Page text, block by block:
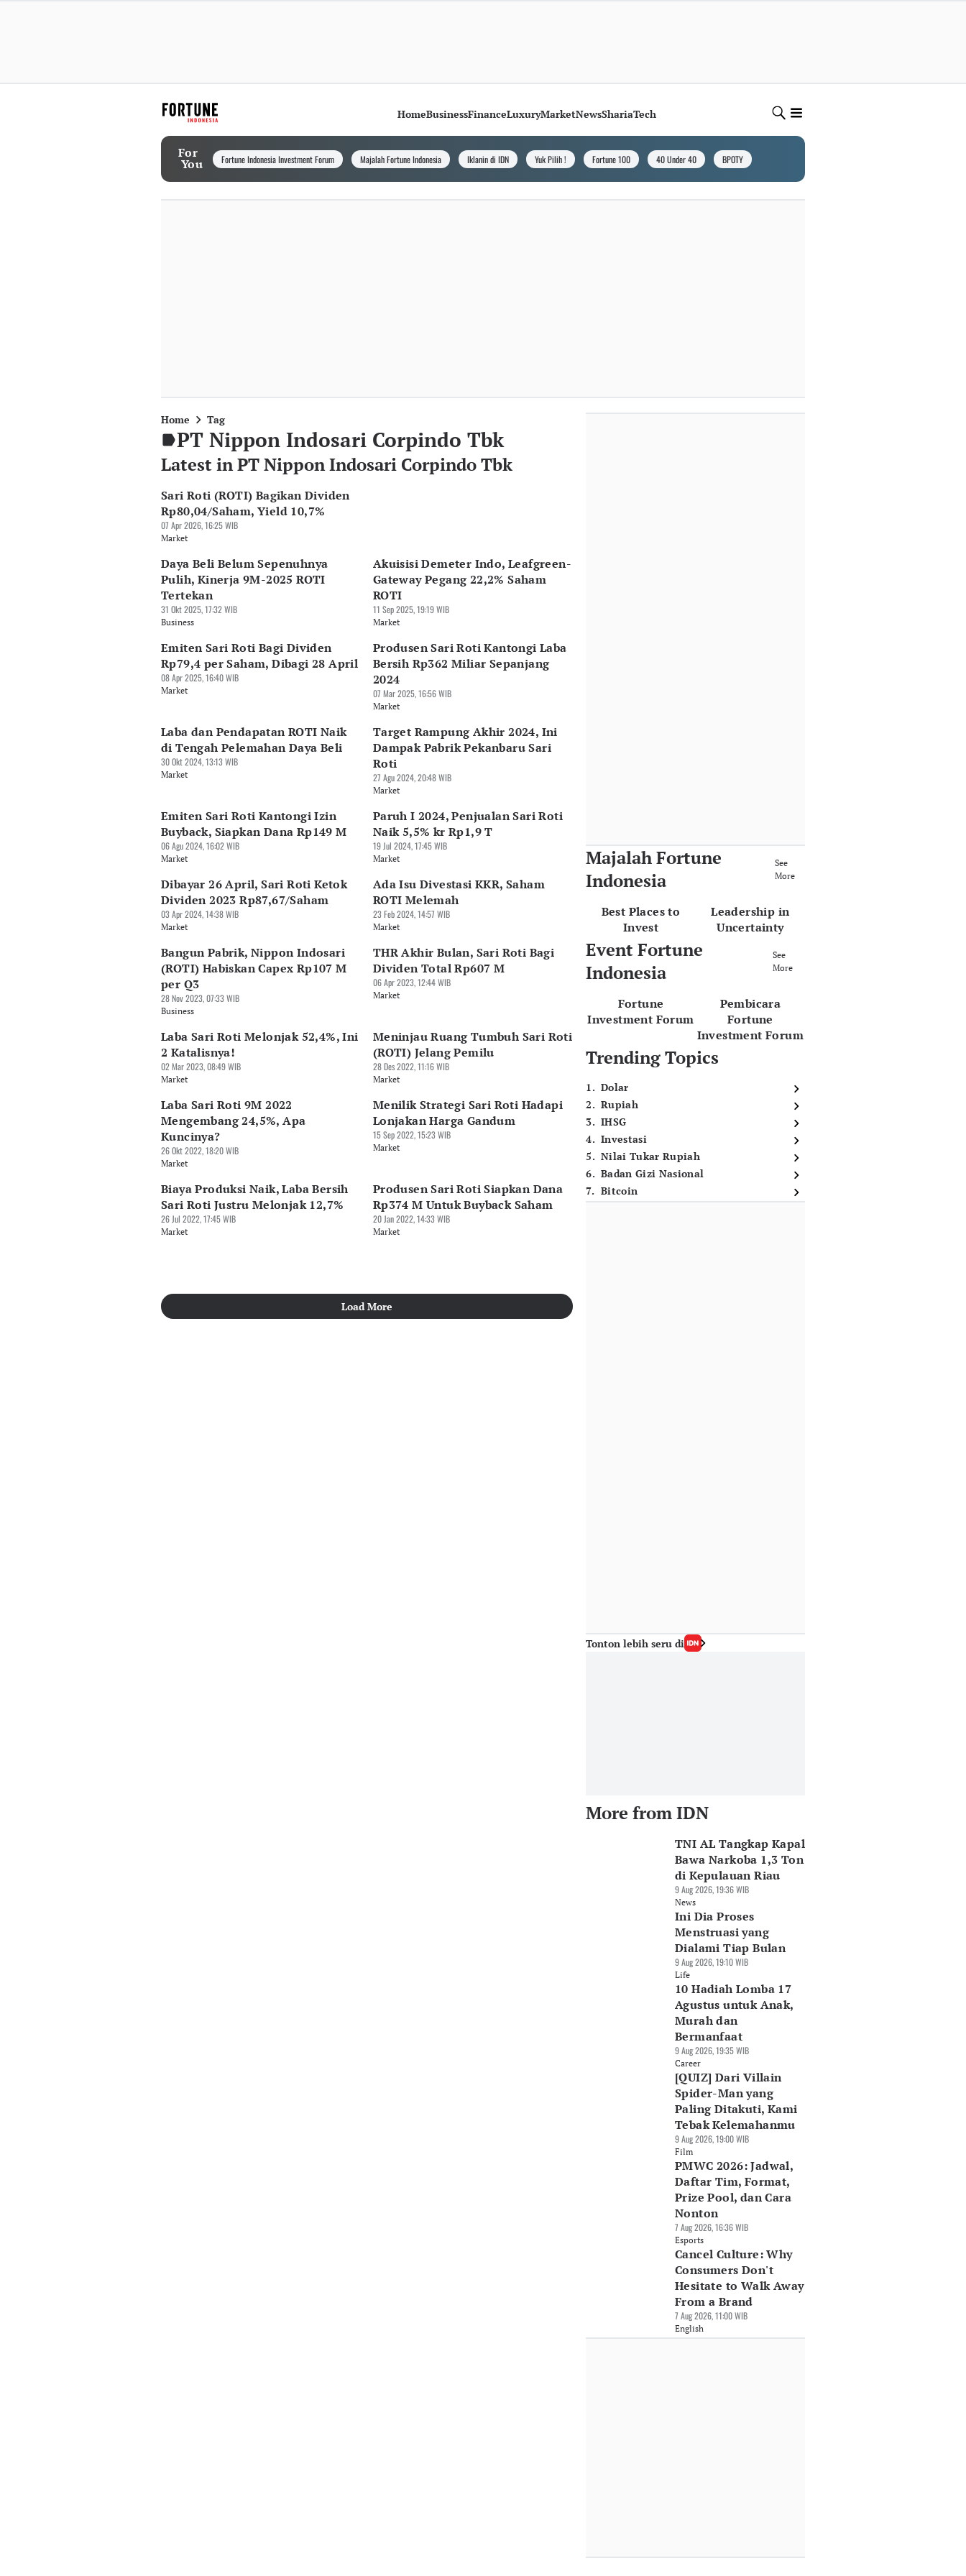
HomeBusinessFinanceLuxuryMarketNewsShariaTech
For
You Fortune Indonesia Investment Forum Majalah Fortune Indonesia Iklanin di IDN Yuk Pilih ! Fortune 100 40 Under 40 BPOTY
Home Tag
PT Nippon Indosari Corpindo Tbk
Latest in PT Nippon Indosari Corpindo Tbk
Sari Roti (ROTI) Bagikan Dividen
Rp80,04/Saham, Yield 10,7%
07 Apr 2026, 16:25 WIB
Market
Daya Beli Belum Sepenuhnya
Pulih, Kinerja 9M-2025 ROTI
Tertekan
31 Okt 2025, 17:32 WIB
Business
Akuisisi Demeter Indo, Leafgreen-
Gateway Pegang 22,2% Saham
ROTI
11 Sep 2025, 19:19 WIB
Market
Emiten Sari Roti Bagi Dividen
Rp79,4 per Saham, Dibagi 28 April
08 Apr 2025, 16:40 WIB
Market
Produsen Sari Roti Kantongi Laba
Bersih Rp362 Miliar Sepanjang
2024
07 Mar 2025, 16:56 WIB
Market
Laba dan Pendapatan ROTI Naik
di Tengah Pelemahan Daya Beli
30 Okt 2024, 13:13 WIB
Market
Target Rampung Akhir 2024, Ini
Dampak Pabrik Pekanbaru Sari
Roti
27 Agu 2024, 20:48 WIB
Market
Emiten Sari Roti Kantongi Izin
Buyback, Siapkan Dana Rp149 M
06 Agu 2024, 16:02 WIB
Market
Paruh I 2024, Penjualan Sari Roti
Naik 5,5% kr Rp1,9 T
19 Jul 2024, 17:45 WIB
Market
Dibayar 26 April, Sari Roti Ketok
Dividen 2023 Rp87,67/Saham
03 Apr 2024, 14:38 WIB
Market
Ada Isu Divestasi KKR, Saham
ROTI Melemah
23 Feb 2024, 14:57 WIB
Market
Bangun Pabrik, Nippon Indosari
(ROTI) Habiskan Capex Rp107 M
per Q3
28 Nov 2023, 07:33 WIB
Business
THR Akhir Bulan, Sari Roti Bagi
Dividen Total Rp607 M
06 Apr 2023, 12:44 WIB
Market
Laba Sari Roti Melonjak 52,4%, Ini
2 Katalisnya!
02 Mar 2023, 08:49 WIB
Market
Meninjau Ruang Tumbuh Sari Roti
(ROTI) Jelang Pemilu
28 Des 2022, 11:16 WIB
Market
Laba Sari Roti 9M 2022
Mengembang 24,5%, Apa
Kuncinya?
26 Okt 2022, 18:20 WIB
Market
Menilik Strategi Sari Roti Hadapi
Lonjakan Harga Gandum
15 Sep 2022, 15:23 WIB
Market
Biaya Produksi Naik, Laba Bersih
Sari Roti Justru Melonjak 12,7%
26 Jul 2022, 17:45 WIB
Market
Produsen Sari Roti Siapkan Dana
Rp374 M Untuk Buyback Saham
20 Jan 2022, 14:33 WIB
Market
Load More
Majalah Fortune
Indonesia
See
More
Best Places to
Invest
Leadership in
Uncertainty
Event Fortune
Indonesia
See
More
Fortune
Investment Forum
Pembicara
Fortune
Investment Forum
Trending Topics
1. Dolar
2. Rupiah
3. IHSG
4. Investasi
5. Nilai Tukar Rupiah
6. Badan Gizi Nasional
7. Bitcoin
Tonton lebih seru di
More from IDN
TNI AL Tangkap Kapal
Bawa Narkoba 1,3 Ton
di Kepulauan Riau
9 Aug 2026, 19:36 WIB
News
Ini Dia Proses
Menstruasi yang
Dialami Tiap Bulan
9 Aug 2026, 19:10 WIB
Life
10 Hadiah Lomba 17
Agustus untuk Anak,
Murah dan
Bermanfaat
9 Aug 2026, 19:35 WIB
Career
[QUIZ] Dari Villain
Spider-Man yang
Paling Ditakuti, Kami
Tebak Kelemahanmu
9 Aug 2026, 19:00 WIB
Film
PMWC 2026: Jadwal,
Daftar Tim, Format,
Prize Pool, dan Cara
Nonton
7 Aug 2026, 16:36 WIB
Esports
Cancel Culture: Why
Consumers Don't
Hesitate to Walk Away
From a Brand
7 Aug 2026, 11:00 WIB
English